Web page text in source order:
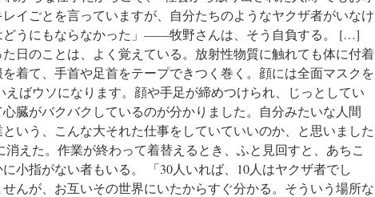
イごとを言っていますが、自分たちのようなヤクザ者がいなけ
どうにもならなかった」――牧野さんは、そう自負する。 […]
日のことは、よく覚えている。放射性物質に触れても体に付着
着て、手首や足首をテープできつく巻く。顔には全面マスクを
えばウソになります。顔や手足が締めつけられ、じっとしてい
臓がバクバクしているのが分かりました。自分みたいな人間
いう、こんな大それた仕事をしていていいのか、と思いました
消えた。作業が終わって着替えるとき、ふと見回すと、あちこ
小指がない者もいる。 「30人いれば、10人はヤクザ者でし
んが、お互いその世界にいたからすぐ分かる。そういう場所な